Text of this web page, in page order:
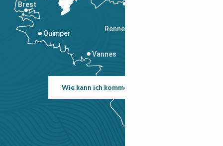
Rennes
Vannes
Quimper
Brest
Wie kann ich kommen?